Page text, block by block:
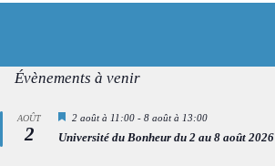
Évènements à venir
AOÛT
2
Mis
en
avant
2 août à 11:00 - 8 août à 13:00
Université du Bonheur du 2 au 8 août 2026